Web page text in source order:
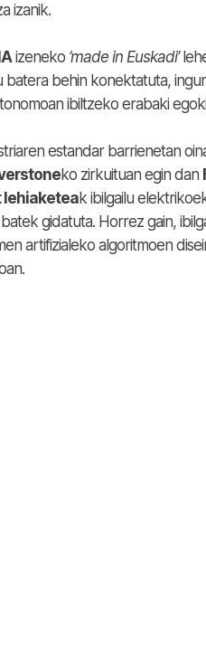
izanik.
izeneko ‘made in Euskadi’
batera behin konektatuta,
ibiltzeko erabaki
estandar barrienetan
ko zirkuituan egin dan
lehiaketeak ibilgailu
gidatuta. Horrez gain,
artifizialeko algoritmoen